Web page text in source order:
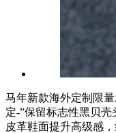
马年新款海外定制限量
定-”保留标志性黑贝
皮革鞋面提升高级感